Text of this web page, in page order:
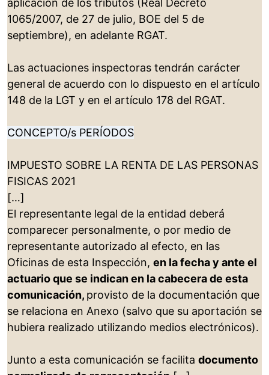
aplicación de los tributos (Real Decreto
1065/2007, de 27 de julio, BOE del 5 de
septiembre), en adelante RGAT.
Las actuaciones inspectoras tendrán carácter
general de acuerdo con lo dispuesto en el artículo
148 de la LGT y en el artículo 178 del RGAT.
CONCEPTO/s PERÍODOS
IMPUESTO SOBRE LA RENTA DE LAS PERSONAS
FISICAS 2021
[…]
El representante legal de la entidad deberá
comparecer personalmente, o por medio de
representante autorizado al efecto, en las
Oficinas de esta Inspección, en la fecha y ante el
actuario que se indican en la cabecera de esta
comunicación, provisto de la documentación que
se relaciona en Anexo (salvo que su aportación se
hubiera realizado utilizando medios electrónicos).
Junto a esta comunicación se facilita documento